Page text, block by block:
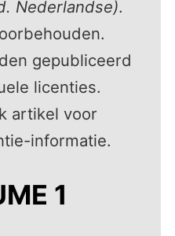
Nederlandse).
gepubliceerd
licenties.
artikel voor
informatie.
1